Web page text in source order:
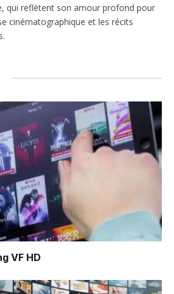
qui reflètent son amour profond pour
cinématographique et les récits
VF HD